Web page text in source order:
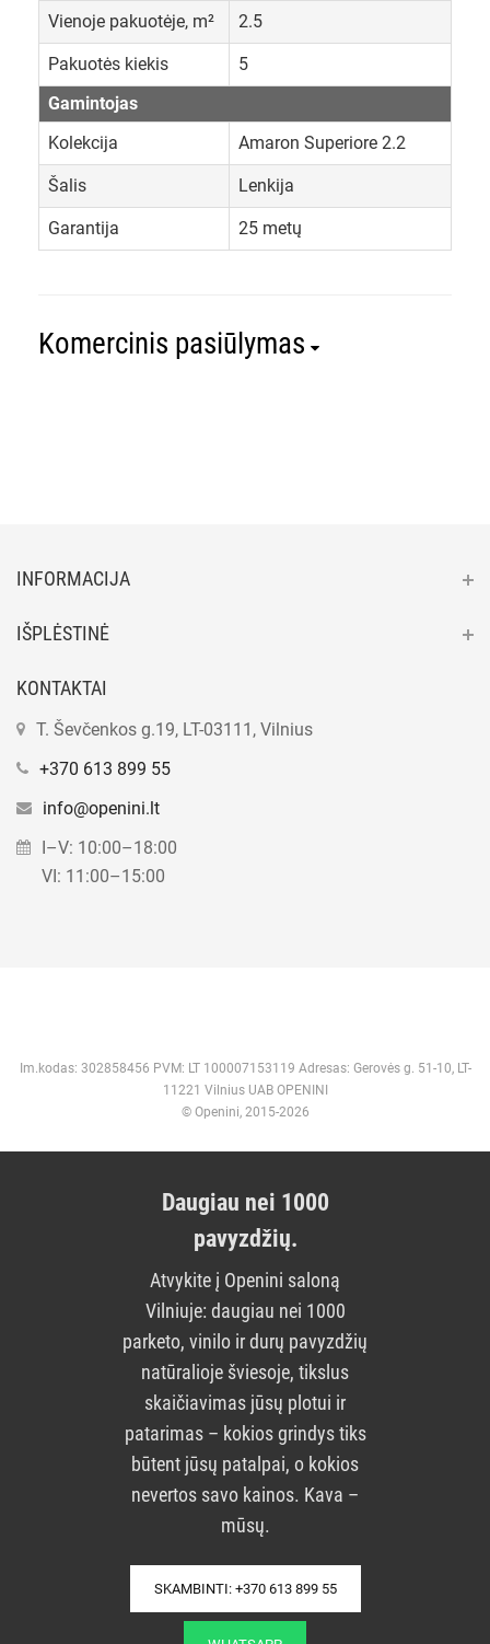
Vienoje pakuotėje, m² 2.5
Pakuotės kiekis
5
Gamintojas
Kolekcija
Amaron Superiore 2.2
Šalis Lenkija
Garantija 25 metų
Komercinis pasiūlymas
INFORMACIJA
IŠPLĖSTINĖ
KONTAKTAI
T. Ševčenkos g.19, LT-03111, Vilnius
+370 613 899 55
info@openini.lt
I–V: 10:00–18:00
VI: 11:00–15:00
Im.kodas: 302858456 PVM: LT 100007153119 Adresas: Gerovės g. 51-10, LT-
11221 Vilnius UAB OPENINI
© Openini, 2015-2026
Daugiau nei 1000
pavyzdžių.
Atvykite į Openini saloną
Vilniuje: daugiau nei 1000
parketo, vinilo ir durų pavyzdžių
natūralioje šviesoje, tikslus
skaičiavimas jūsų plotui ir
patarimas – kokios grindys tiks
būtent jūsų patalpai, o kokios
nevertos savo kainos. Kava –
mūsų.
SKAMBINTI: +370 613 899 55